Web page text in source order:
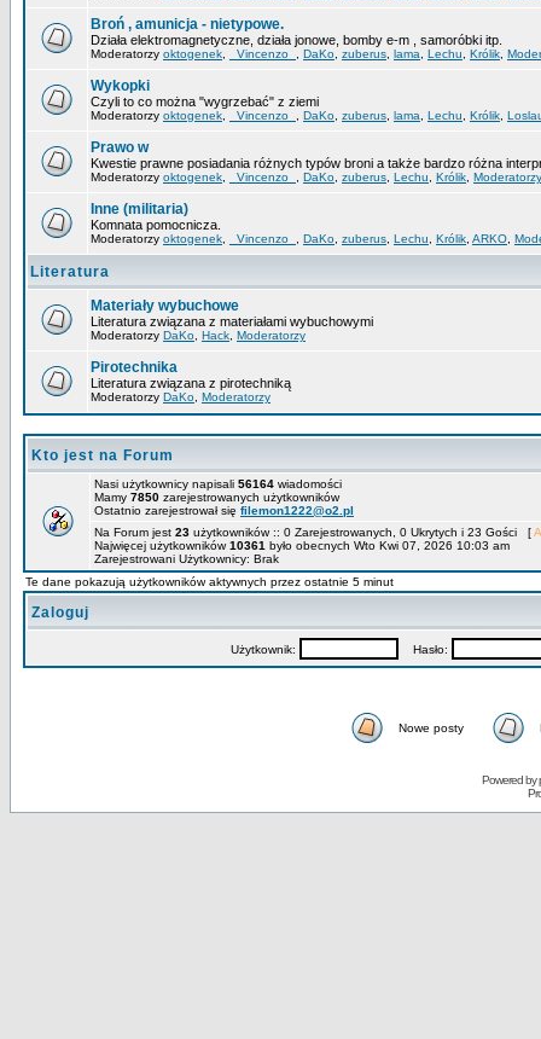
Broń , amunicja - nietypowe.
Działa elektromagnetyczne, działa jonowe, bomby e-m , samoróbki itp.
Moderatorzy oktogenek _Vincenzo_ DaKo zuberus lama Lechu Królik
Wykopki
Czyli to co można "wygrzebać" z ziemi
Moderatorzy oktogenek _Vincenzo_ DaKo zuberus lama Lechu Królik
Prawo w
Kwestie prawne posiadania różnych typów broni a także bardzo różna
Moderatorzy oktogenek _Vincenzo_ DaKo zuberus Lechu Królik Moderatorzy
Inne (militaria)
Komnata pomocnicza.
Moderatorzy oktogenek _Vincenzo_ DaKo zuberus Lechu Królik ARKO
Literatura
Materiały wybuchowe
Literatura związana z materiałami wybuchowymi
Moderatorzy DaKo Hack Moderatorzy
Pirotechnika
Literatura związana z pirotechniką
Moderatorzy DaKo Moderatorzy
Kto jest na Forum
Nasi użytkownicy napisali 56164 wiadomości
Mamy 7850 zarejestrowanych użytkowników
Ostatnio zarejestrował się filemon1222@o2.pl
Na Forum jest 23 użytkowników :: 0 Zarejestrowanych, 0 Ukrytych i 23 Gości [
Najwięcej użytkowników10361 było obecnych Wto Kwi 07, 2026 10:03 am
Zarejestrowani Użytkownicy: Brak
Te dane pokazują użytkowników aktywnych przez ostatnie 5 minut
Zaloguj
Użytkownik: Hasło:
Nowe posty
Powered by